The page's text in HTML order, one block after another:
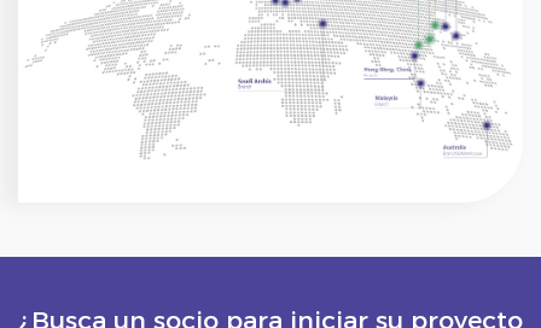
¿Busca un socio para iniciar su proyecto